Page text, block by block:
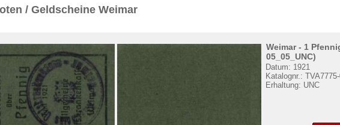
/ Geldscheine Weimar
Weimar - 1
05_05_UNC)
Datum: 1921
Katalognr.:
Erhaltung: UNC